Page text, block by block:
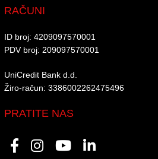
RAČUNI
ID broj: 4209097570001​
PDV broj: 209097570001 ​
UniCredit Bank d.d.​
Žiro-račun: 3386002262475496​​
PRATITE NAS